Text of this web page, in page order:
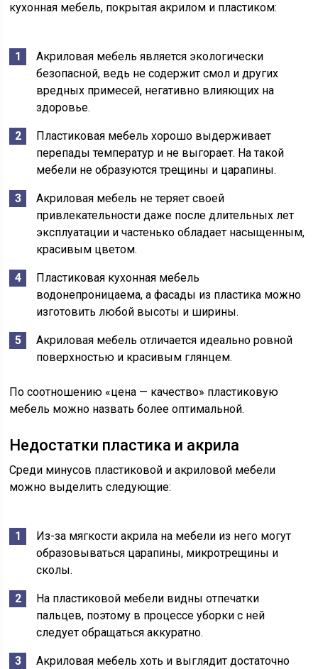
кухонная мебель, покрытая акрилом и пластиком:
Акриловая мебель является экологически
безопасной, ведь не содержит смол и других
вредных примесей, негативно влияющих на
здоровье.
Пластиковая мебель хорошо выдерживает
перепады температур и не выгорает. На такой
мебели не образуются трещины и царапины.
Акриловая мебель не теряет своей
привлекательности даже после длительных лет
эксплуатации и частенько обладает насыщенным,
красивым цветом.
Пластиковая кухонная мебель
водонепроницаема, а фасады из пластика можно
изготовить любой высоты и ширины.
Акриловая мебель отличается идеально ровной
поверхностью и красивым глянцем.
По соотношению «цена — качество» пластиковую
мебель можно назвать более оптимальной.
Недостатки пластика и акрила
Среди минусов пластиковой и акриловой мебели
можно выделить следующие:
Из-за мягкости акрила на мебели из него могут
образовываться царапины, микротрещины и
сколы.
На пластиковой мебели видны отпечатки
пальцев, поэтому в процессе уборки с ней
следует обращаться аккуратно.
Акриловая мебель хоть и выглядит достаточно